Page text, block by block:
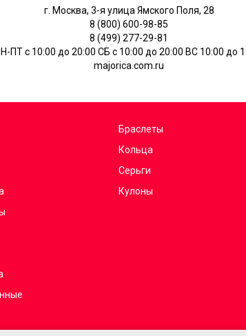
г. Москва, 3-я улица Ямского Поля, 28
8 (800) 600-98-85
8 (499) 277-29-81
ПТ с 10:00 до 20:00 СБ с 10:00 до 20:00 ВС 10:00 до
majorica.com.ru
Браслеты
Кольца
Серьги
Кулоны